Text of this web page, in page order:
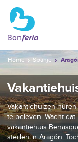
Home Spanje
Vakantiehuizen
te beleven. Wacht
vakantiehuis
steden in Aragón.